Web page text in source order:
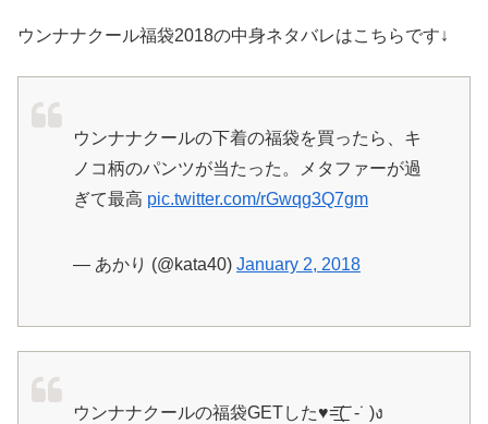
ウンナナクール福袋2018の中身ネタバレはこちらです↓
ウンナナクールの下着の福袋を買ったら、キ
ノコ柄のパンツが当たった。メタファーが過
ぎて最高 pic.twitter.com/rGwqg3Q7gm
— あかり (@kata40) January 2, 2018
ウンナナクールの福袋GETした♥=͟͟͞͞( ˙-˙ )ง